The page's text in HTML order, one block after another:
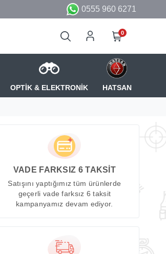
0555 960 6271
0
OPTİK & ELEKTRONİK HATSAN
VADE FARKSIZ 6 TAKSİT
Satışını yaptığımız tüm ürünlerde
geçerli vade farksız 6 taksit
kampanyamız devam ediyor.